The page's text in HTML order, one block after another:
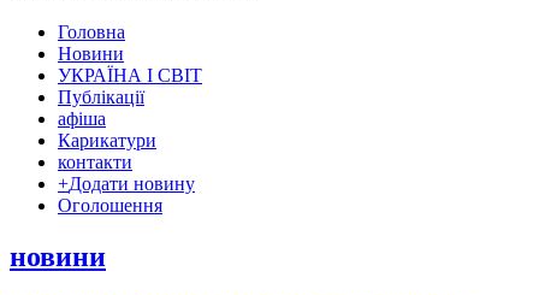
Головна
Новини
УКРАЇНА І СВІТ
Публікації
афіша
Карикатури
контакти
+Додати новину
Оголошення
новини